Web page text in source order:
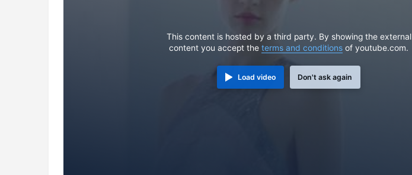
This content is hosted by a third party. By showing the external
content you accept the terms and conditions of youtube.com.
Load video Don't ask again